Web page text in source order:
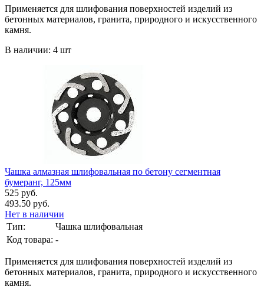
Применяется для шлифования поверхностей изделий из
бетонных материалов, гранита, природного и искусственного
камня.
В наличии: 4 шт
Чашка алмазная шлифовальная по бетону сегментная
бумеранг, 125мм
525 руб.
493.50 руб.
Нет в наличии
Тип:
Чашка шлифовальная
Код товара: -
Применяется для шлифования поверхностей изделий из
бетонных материалов, гранита, природного и искусственного
камня.